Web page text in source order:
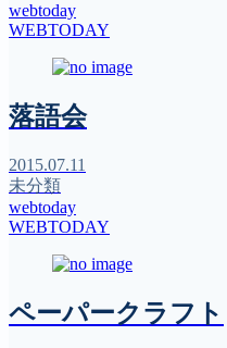
webtoday
WEBTODAY
落語会
2015.07.11
未分類
webtoday
WEBTODAY
ペーパークラフト